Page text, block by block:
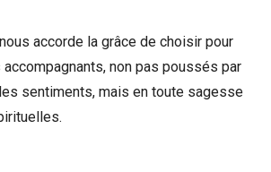
accorde la grâce de choisir pour
non pas poussés par
sentiments, mais en toute sagesse